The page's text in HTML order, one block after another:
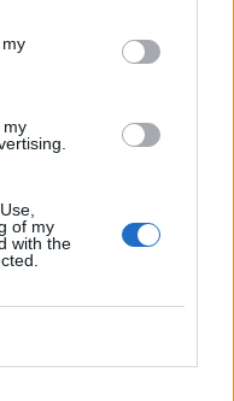
my
of my
with the
javë me të panjohur:
njerëzit